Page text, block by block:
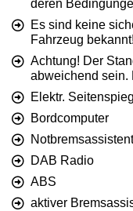
deren
Es sind keine
Fahrzeug bekannt!
Achtung! Der
abweichend sein.
Elektr.
Bordcomputer
Notbremsassistent
DAB Radio
ABS
aktiver